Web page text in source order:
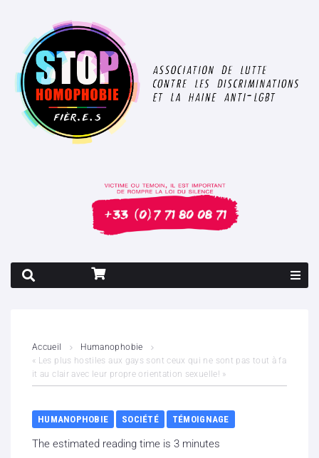
Contenus litigieux
Nous soutenir
Boutique
Accueil
Humanophobie
« Les plus hostiles aux gays sont ceux qui ne sont pas tout à fa
it au clair avec leur propre orientation sexuelle! »
HUMANOPHOBIE SOCIÉTÉ TÉMOIGNAGE
The estimated reading time is 3 minutes